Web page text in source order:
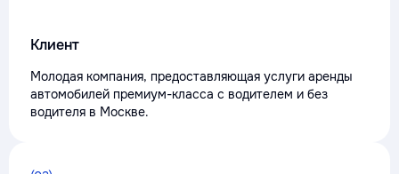
Клиент
Молодая компания, предоставляющая услуги аренды
автомобилей премиум-класса с водителем и без
водителя в Москве.